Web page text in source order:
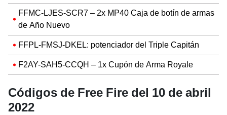
FFMC-LJES-SCR7 – 2x MP40 Caja de botín de armas
de Año Nuevo
FFPL-FMSJ-DKEL: potenciador del Triple Capitán
F2AY-SAH5-CCQH – 1x Cupón de Arma Royale
Códigos de Free Fire del 10 de abril
2022